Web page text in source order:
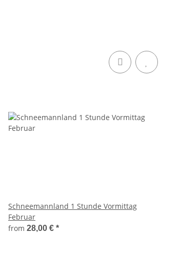
Schneemannland 1 Stunde Vormittag
Februar
from 28,00 € *